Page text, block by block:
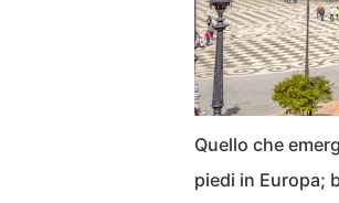
Quello che
piedi in Europa;